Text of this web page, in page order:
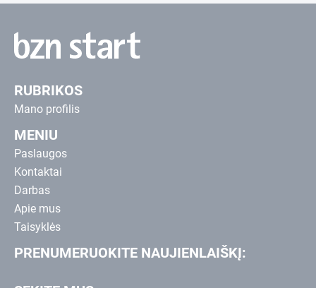
RUBRIKOS
Mano profilis
MENIU
Paslaugos
Kontaktai
Darbas
Apie mus
Taisyklės
PRENUMERUOKITE NAUJIENLAIŠKĮ: